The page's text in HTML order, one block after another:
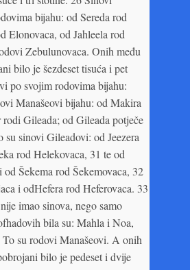
bijahu: od Sereda rod
Elonovaca, od Jahleela rod
Zebulunovaca. Onih među
bilo je šezdeset tisuća i pet
po svojim rodovima bijahu:
Manašeovi bijahu: od Makira
Gileada; od Gileada potječe
sinovi Gileadovi: od Jeezera
rod Helekovaca, 31 te od
Šekema rod Šekemovaca, 32
i odHefera rod Heferovaca. 33
imao sinova, nego samo
bila su: Mahla i Noa,
su rodovi Manašeovi. A onih
bilo je pedeset i dvije